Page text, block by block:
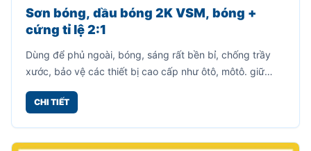
Sơn bóng, dầu bóng 2K VSM, bóng +
cứng tỉ lệ 2:1
Dùng để phủ ngoài, bóng, sáng rất bền bỉ, chống trầy
xước, bảo vệ các thiết bị cao cấp như ôtô, môtô. giữ
nguyên màu sắc của vật thể.
CHI TIẾT